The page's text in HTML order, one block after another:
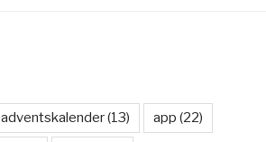
adventskalender(13) app (22)